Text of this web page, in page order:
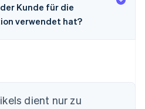
Kunde für die
verwendet hat?
dient nur zu